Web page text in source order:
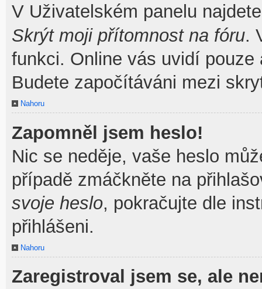
V Uživatelském panelu
Skrýt moji přítomnost na fóru.
funkci. Online vás uvidí
Budete započítáváni mezi
Nahoru
Zapomněl jsem heslo!
Nic se neděje, vaše heslo
případě zmáčkněte na
svoje heslo, pokračujte dle
přihlášeni.
Nahoru
Zaregistroval jsem se, ale